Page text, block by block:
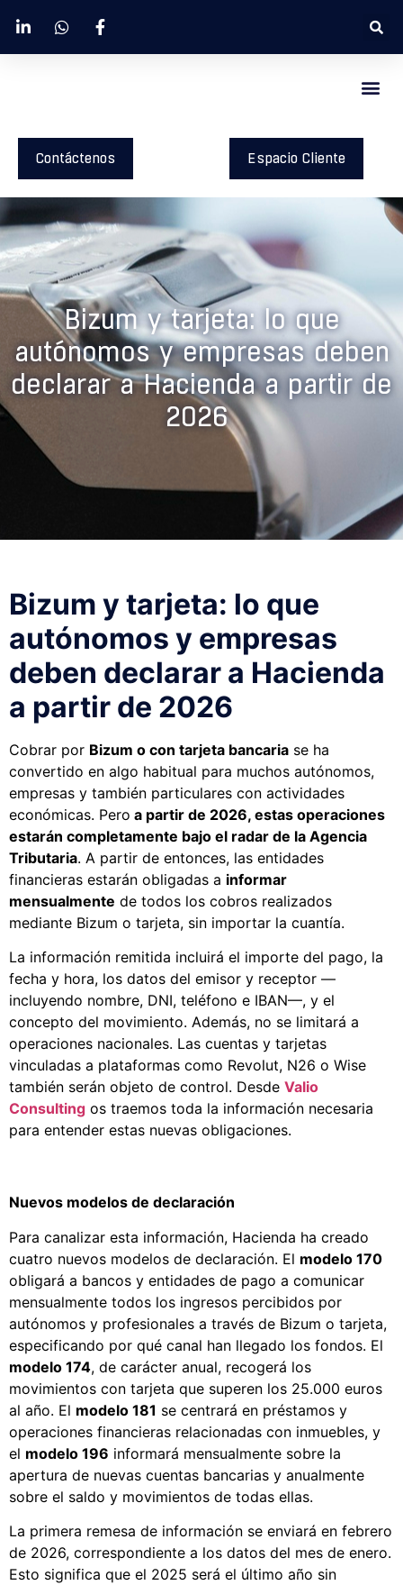
Contáctenos Espacio Cliente
Bizum y tarjeta: lo que
autónomos y empresas deben
declarar a Hacienda a partir de
2026
Bizum y tarjeta: lo que
autónomos y empresas
deben declarar a Hacienda
a partir de 2026
Cobrar por Bizum o con tarjeta bancaria se ha
convertido en algo habitual para muchos autónomos,
empresas y también particulares con actividades
económicas. Pero a partir de 2026, estas operaciones
estarán completamente bajo el radar de la Agencia
Tributaria. A partir de entonces, las entidades
financieras estarán obligadas a informar
mensualmente de todos los cobros realizados
mediante Bizum o tarjeta, sin importar la cuantía.
La información remitida incluirá el importe del pago, la
fecha y hora, los datos del emisor y receptor —
incluyendo nombre, DNI, teléfono e IBAN—, y el
concepto del movimiento. Además, no se limitará a
operaciones nacionales. Las cuentas y tarjetas
vinculadas a plataformas como Revolut, N26 o Wise
también serán objeto de control. Desde Valio
Consulting os traemos toda la información necesaria
para entender estas nuevas obligaciones.
Nuevos modelos de declaración
Para canalizar esta información, Hacienda ha creado
cuatro nuevos modelos de declaración. El modelo 170
obligará a bancos y entidades de pago a comunicar
mensualmente todos los ingresos percibidos por
autónomos y profesionales a través de Bizum o tarjeta,
especificando por qué canal han llegado los fondos. El
modelo 174, de carácter anual, recogerá los
movimientos con tarjeta que superen los 25.000 euros
al año. El modelo 181 se centrará en préstamos y
operaciones financieras relacionadas con inmuebles, y
el modelo 196 informará mensualmente sobre la
apertura de nuevas cuentas bancarias y anualmente
sobre el saldo y movimientos de todas ellas.
La primera remesa de información se enviará en febrero
de 2026, correspondiente a los datos del mes de enero.
Esto significa que el 2025 será el último año sin